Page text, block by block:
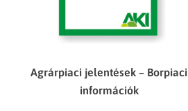
Agrárpiaci jelentések – Borpiaci
információk